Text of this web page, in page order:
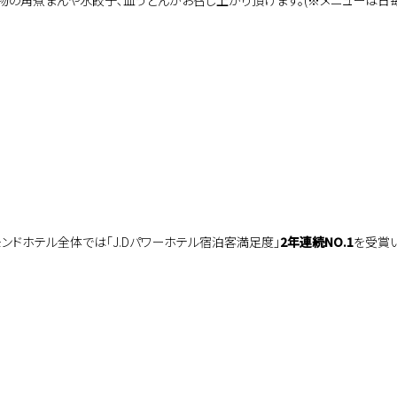
ンドホテル全体では｢J.Dパワーホテル宿泊客満足度｣2年連続NO.1を受賞